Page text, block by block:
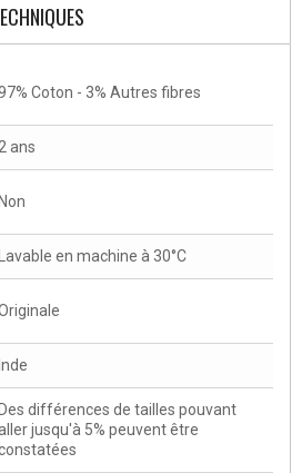
Coton - 3% Autres fibres
2 ans
Non
Lavable en machine à 30°C
Inde
Des différences de tailles pouvant
jusqu'à 5% peuvent être